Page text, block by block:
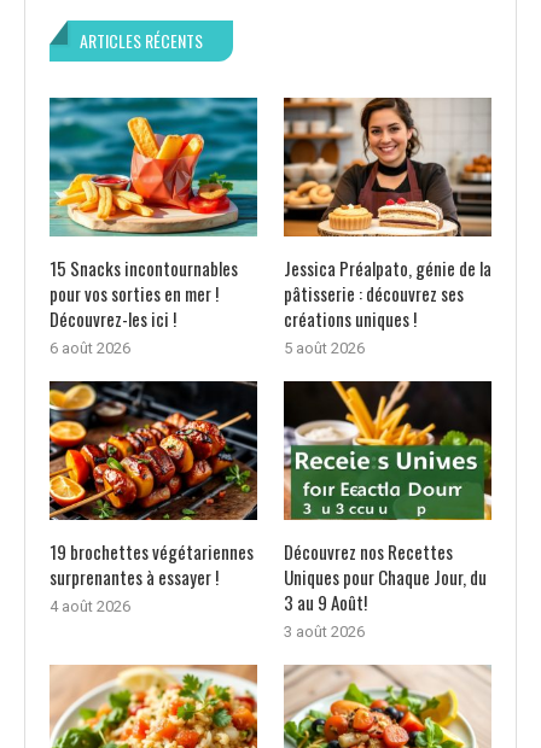
ARTICLES RÉCENTS
15 Snacks incontournables
pour vos sorties en mer !
Découvrez-les ici !
6 août 2026
Jessica Préalpato, génie de la
pâtisserie : découvrez ses
créations uniques !
5 août 2026
19 brochettes végétariennes
surprenantes à essayer !
4 août 2026
Découvrez nos Recettes
Uniques pour Chaque Jour, du
3 au 9 Août!
3 août 2026